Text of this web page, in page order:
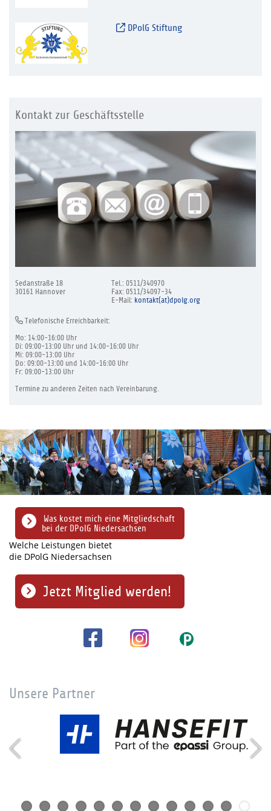
DPolG Stiftung
Kontakt zur Geschäftsstelle
Sedanstraße 18
30161 Hannover
Tel.: 0511/340970
Fax: 0511/34097-34
E-Mail: kontakt(at)dpolg.org
Telefonische Erreichbarkeit:
Mo: 14:00-16:00 Uhr
Di: 09:00-13:00 Uhr und 14:00-16:00 Uhr
Mi: 09:00-13:00 Uhr
Do: 09:00-13:00 und 14:00-16:00 Uhr
Fr: 09:00-13:00 Uhr
Termine zu anderen Zeiten nach Vereinbarung.
Was kostet mich eine Mitgliedschaft
bei der DPolG Niedersachsen
Welche Leistungen bietet
die DPolG Niedersachsen
Jetzt Mitglied werden!
Unsere Partner